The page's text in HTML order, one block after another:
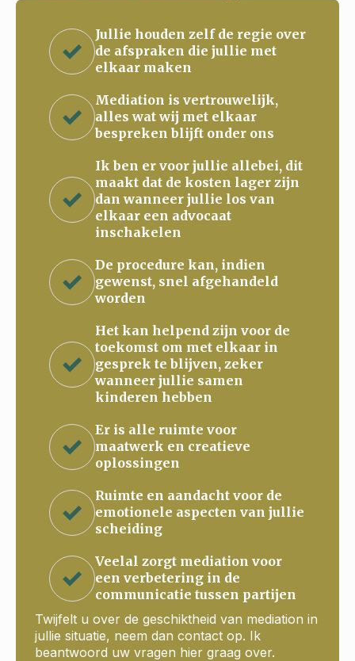
Jullie houden zelf de regie over
de afspraken die jullie met
elkaar maken
Mediation is vertrouwelijk,
alles wat wij met elkaar
bespreken blijft onder ons
Ik ben er voor jullie allebei, dit
maakt dat de kosten lager zijn
dan wanneer jullie los van
elkaar een advocaat
inschakelen
De procedure kan, indien
gewenst, snel afgehandeld
worden
Het kan helpend zijn voor de
toekomst om met elkaar in
gesprek te blijven, zeker
wanneer jullie samen
kinderen hebben
Er is alle ruimte voor
maatwerk en creatieve
oplossingen
Ruimte en aandacht voor de
emotionele aspecten van jullie
scheiding
Veelal zorgt mediation voor
een verbetering in de
communicatie tussen partijen
Twijfelt u over de geschiktheid van mediation in
jullie situatie, neem dan contact op. Ik
beantwoord uw vragen hier graag over.